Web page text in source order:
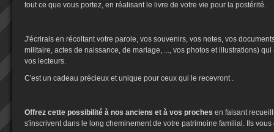
tout ce que vous portez, en réalisant le livre de votre vie pour la postérité.
J'écrirais en récoltant votre parole, vos souvenirs, vos notes, vos
militaire, actes de naissance, de mariage, ..., vos photos et illustrations)
vos lecteurs.
C'est un cadeau précieux et unique pour ceux qui le recevront .
Offrez cette possibilité à nos anciens et à vos proches en faisant
s'inscrivent dans le long cheminement de votre patrimoine familial. Ils